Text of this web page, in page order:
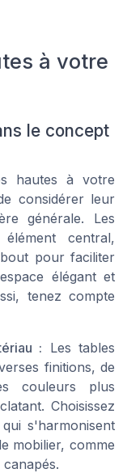
à votre
le concept
hautes à votre
considérer leur
générale. Les
central,
pour faciliter
élégant et
tenez compte
: Les tables
finitions, de
couleurs plus
Choisissez
s'harmonisent
mobilier, comme